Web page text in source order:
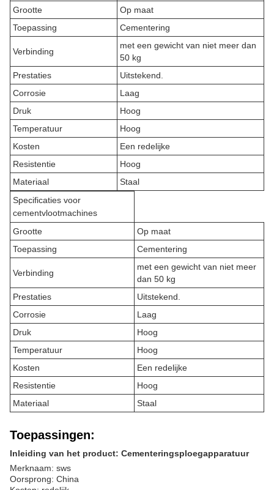
Grootte
Op maat
Toepassing
Cementering
Verbinding
met een gewicht van niet meer dan
50 kg
Prestaties
Uitstekend.
Corrosie
Laag
Druk
Hoog
Temperatuur
Hoog
Kosten
Een redelijke
Resistentie
Hoog
Materiaal
Staal
Specificaties voor
cementvlootmachines
Grootte
Op maat
Toepassing
Cementering
Verbinding
met een gewicht van niet meer
dan 50 kg
Prestaties
Uitstekend.
Corrosie
Laag
Druk
Hoog
Temperatuur
Hoog
Kosten
Een redelijke
Resistentie
Hoog
Materiaal
Staal
Toepassingen:
Inleiding van het product: Cementeringsploegapparatuur
Merknaam: sws
Oorsprong: China